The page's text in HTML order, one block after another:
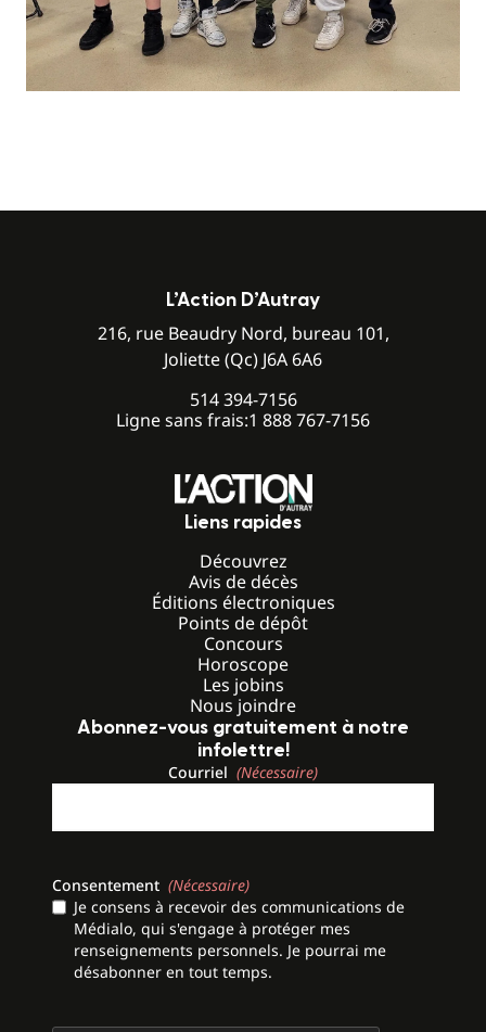
L’Action D’Autray
216, rue Beaudry Nord, bureau 101,
Joliette (Qc) J6A 6A6
514 394-7156
Ligne sans frais:1 888 767-7156
Liens rapides
Découvrez
Avis de décès
Éditions électroniques
Points de dépôt
Concours
Horoscope
Les jobins
Nous joindre
Abonnez-vous gratuitement à notre
infolettre!
Courriel (Nécessaire)
Consentement (Nécessaire)
Je consens à recevoir des communications de
Médialo, qui s'engage à protéger mes
renseignements personnels. Je pourrai me
désabonner en tout temps.